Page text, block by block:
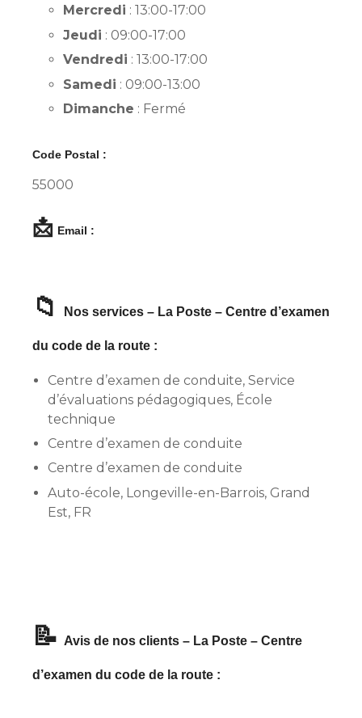
Mercredi : 13:00-17:00
Jeudi : 09:00-17:00
Vendredi : 13:00-17:00
Samedi : 09:00-13:00
Dimanche : Fermé
Code Postal :
55000
📩 Email :
📁 Nos services – La Poste – Centre d’examen
du code de la route :
Centre d’examen de conduite, Service
d’évaluations pédagogiques, École
technique
Centre d’examen de conduite
Centre d’examen de conduite
Auto-école, Longeville-en-Barrois, Grand
Est, FR
📝 Avis de nos clients – La Poste – Centre
d’examen du code de la route :